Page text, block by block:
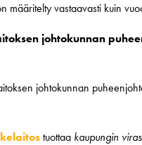
määritelty vastaavasti kuin
johtokunnan
johtokunnan
tuottaa kaupungin